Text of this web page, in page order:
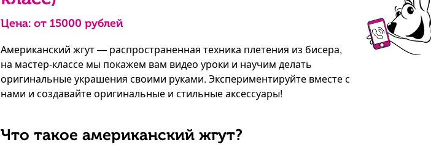
Цена: от 15000 рублей
Американский жгут — распространенная техника плетения из бисера,
на мастер-классе мы покажем вам видео уроки и научим делать
оригинальные украшения своими руками. Экспериментируйте вместе с
нами и создавайте оригинальные и стильные аксессуары!
Что такое американский жгут?